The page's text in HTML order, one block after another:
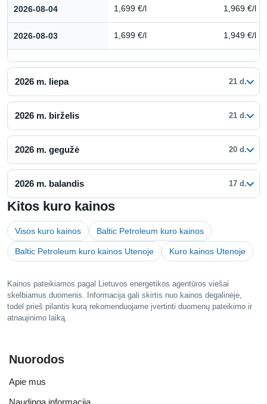
2026-08-04 1,699 €/l 1,969 €/l
2026-08-03 1,699 €/l 1,949 €/l
2026 m. liepa 21 d.
2026 m. birželis 21 d.
2026 m. gegužė 20 d.
2026 m. balandis 17 d.
Kitos kuro kainos
Visos kuro kainos Baltic Petroleum kuro kainos
Baltic Petroleum kuro kainos Utenoje Kuro kainos Utenoje
Kainos pateikiamos pagal Lietuvos energetikos agentūros viešai
skelbiamus duomenis. Informacija gali skirtis nuo kainos degalinėje,
todėl prieš pilantis kurą rekomenduojame įvertinti duomenų pateikimo ir
atnaujinimo laiką.
Nuorodos
Apie mus
Naudinga informacija